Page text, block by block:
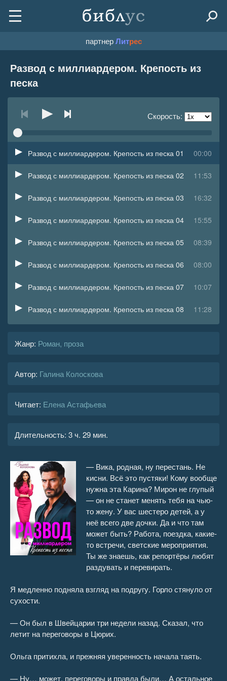
партнерЛитрес
Развод с миллиардером. Крепость из
песка
Скорость:
00:00
Развод с миллиардером. Крепость из песка 01
11:53
Развод с миллиардером. Крепость из песка 02
16:32
Развод с миллиардером. Крепость из песка 03
15:55
Развод с миллиардером. Крепость из песка 04
08:39
Развод с миллиардером. Крепость из песка 05
08:00
Развод с миллиардером. Крепость из песка 06
10:07
Развод с миллиардером. Крепость из песка 07
11:28
Развод с миллиардером. Крепость из песка 08
Развод с миллиардером. Крепость из песка 11
15:24
Развод с миллиардером. Крепость из песка 15
10:26
Развод с миллиардером. Крепость из песка 16
08:57
Развод с миллиардером. Крепость из песка 17
08:00
Развод с миллиардером. Крепость из песка 18
07:53
Развод с миллиардером. Крепость из песка 19
Жанр: Роман, проза
Автор: Галина Колоскова
Читает: Елена Астафьева
Длительность: 3 ч. 29 мин.
— Вика, родная, ну перестань. Не
кисни. Всё это пустяки! Кому вообще
нужна эта Карина? Мирон не глупый
— он не станет менять тебя на чью-
то жену. У вас шестеро детей, а у
неё всего две дочки. Да и что там
может быть? Работа, поездка, какие-
то встречи, светские мероприятия.
Ты же знаешь, как репортёры любят
раздувать и перевирать.
Я медленно подняла взгляд на подругу. Горло стянуло от
сухости.
— Он был в Швейцарии три недели назад. Сказал, что
летит на переговоры в Цюрих.
Ольга притихла, и прежняя уверенность начала таять.
— Ну… может, переговоры и правда были… А остальное